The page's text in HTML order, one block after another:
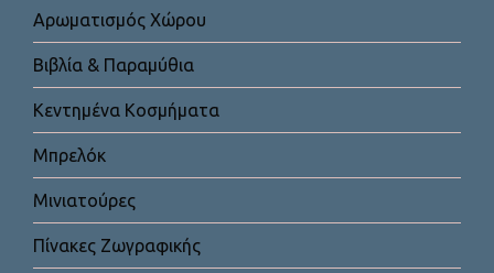
Αρωματισμός Χώρου
Βιβλία & Παραμύθια
Κεντημένα Κοσμήματα
Μπρελόκ
Μινιατούρες
Πίνακες Ζωγραφικής